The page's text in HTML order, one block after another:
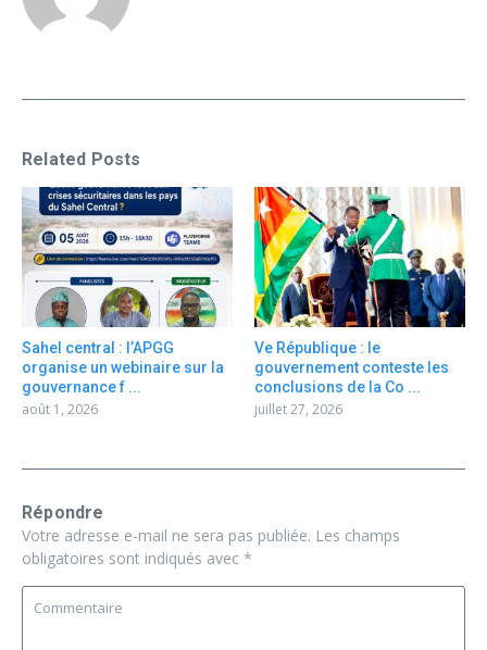
Related Posts
Sahel central : l’APGG
organise un webinaire sur la
gouvernance f ...
août 1, 2026
Ve République : le
gouvernement conteste les
conclusions de la Co ...
juillet 27, 2026
Répondre
Votre adresse e-mail ne sera pas publiée. Les champs
obligatoires sont indiqués avec *